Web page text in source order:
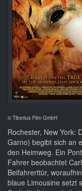
© Tiberius Film GmbH
Rochester, New York:
Garno) begibt sich an
den Heimweg. Ein
Fahrer beobachtet
Beifahrerttür,
blaue Limousine setzt